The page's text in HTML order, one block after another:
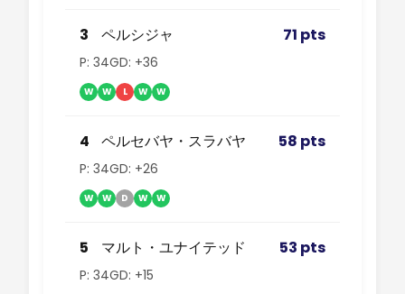
3 ペルシジャ 71 pts
P: 34GD: +36
W W L W W
4 ペルセバヤ・スラバヤ 58 pts
P: 34GD: +26
W W D W W
5 マルト・ユナイテッド 53 pts
P: 34GD: +15